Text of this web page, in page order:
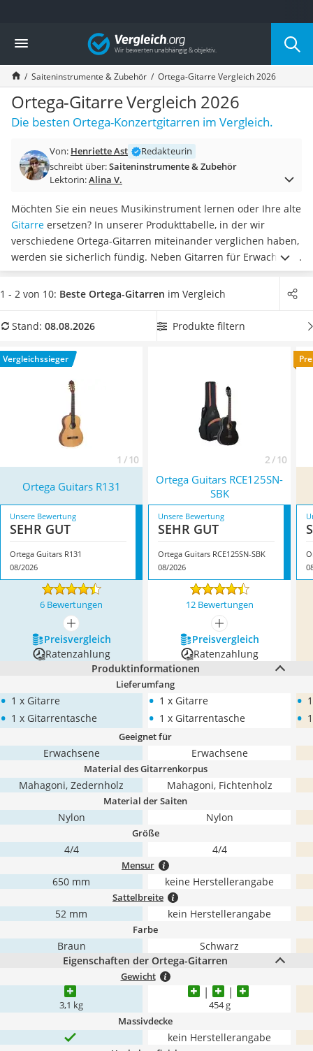
Die beliebtesten Vergleiche nach Kategorie
Freizeit & Sport
Gartentrampolin
Trampolin
Metalldetektor
Eufab-Fahrradträger
Trampolin 366 cm
Aluminium-Koffer
Futterboot
E-Bike-Dreirad
Trekkingschuhe Herren
Reisetasche mit Rollen
Klimmzugstation
Koffer
Nachtsichtgerät
Handgepäck-Koffer
Wanderschuhe Herren
Sicherheitsweste Reiten
Vergleich
Saiteninstrumente & Zubehör Ortega-Gitarre Vergleich 2026
Ortega-Gitarre Vergleich 2026
Die besten Ortega-Konzertgitarren im Vergleich.
Von: Henriette Ast
Redakteurin
schreibt über:Saiteninstrumente & Zubehör
Lektorin:Alina V.
Möchten Sie ein neues Musikinstrument lernen oder Ihre alte
Gitarre ersetzen? In unserer Produkttabelle, in der wir
verschiedene Ortega-Gitarren miteinander verglichen haben,
werden sie sicherlich fündig. Neben Gitarren für Erwachsene
können Sie in der Tabelle auch Kindergitarren von Ortega
entdecken. Je nach Geschmack können Sieaus den
sind verschiedene Ortega-Gitarren zu finden, die sich in ihrer
aus unserer Produkttabelle
Massivdecke, damit Ihr neues Instrument besonders schön
klingt. Überzeugt hat uns hier im August 2026 besonders das
Ortega Guitars R131 mit seinen Eigenschaften.
1 - 2 von 10: Beste Ortega-Gitarren im Vergleich
Stand: 08.08.2026 Produkte filtern
Vergleichssieger
1 / 10 2 / 10
Ortega Guitars R131
Ortega Guitars RCE125SN-
SBK
Unsere Bewertung
SEHR GUT
Ortega Guitars R131
08/2026
Unsere Bewertung
SEHR GUT
Ortega Guitars RCE125SN-SBK
08/2026
6 Bewertungen 12 Bewertungen
mehr anzeigen
mehr anzeigen
Preis­vergleich
Preis­vergleich
Ratenzahlung
Ratenzahlung
Produktinformationen
Lieferumfang
• 1 x Gitarre
• 1 x Gitarrentasche
• 1 x Gitarre
• 1 x Gitarrentasche
•
•
Geeignet für
Erwachsene Erwachsene
Material des Gitarrenkorpus
Mahagoni, Zedernholz Mahagoni, Fichtenholz
Material der Saiten
Nylon Nylon
Größe
4/4 4/4
Mensur
650 mm keine Herstellerangabe
Sattelbreite
52 mm kein Herstellerangabe
Farbe
Braun
Schwarz
Eigenschaften der Ortega-Gitarren
Gewicht
‎3,1 kg ‎454 g
Massivdecke
kein Herstellerangabe